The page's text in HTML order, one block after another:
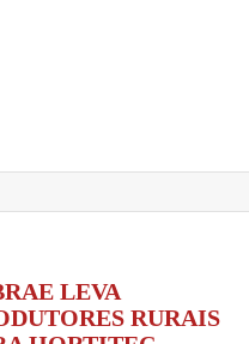
LEVA
RURAIS